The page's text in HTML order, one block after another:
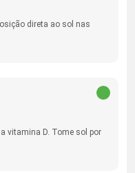
direta ao sol nas
vitamina D. Tome sol por